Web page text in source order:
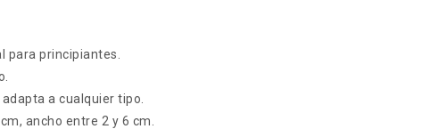
para principiantes.
adapta a cualquier tipo.
ancho entre 2 y 6 cm.